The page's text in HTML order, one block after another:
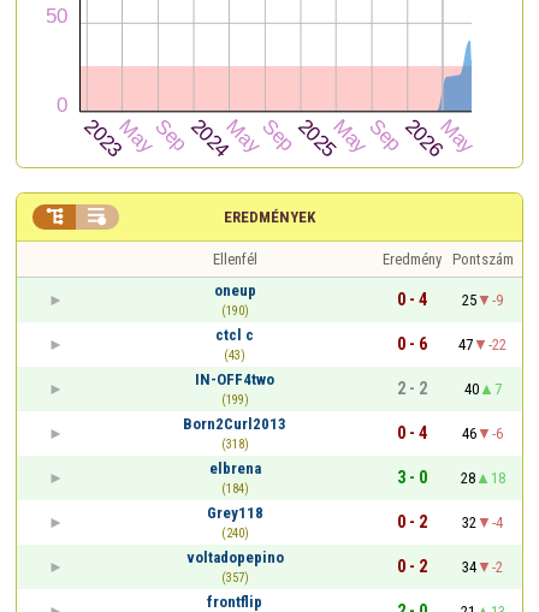
EREDMÉNYEK
 
Ellenfél Eredmény Pontszám
oneup
(190)
0 - 4 25
-9
ctcl c
(43)
0 - 6 47
-22
IN-OFF4two
(199)
2 - 2 40
7
Born2Curl2013
(318)
0 - 4 46
-6
elbrena
(184)
3 - 0 28
18
Grey118
(240)
0 - 2 32
-4
voltadopepino
(357)
0 - 2 34
-2
frontflip